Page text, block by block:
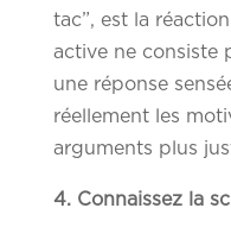
tac”, est la
active ne consiste
une réponse
réellement les
arguments plus
4. Connaissez la